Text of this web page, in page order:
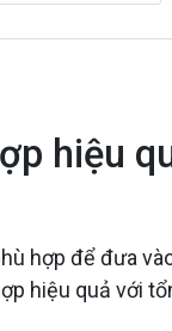
hiệu
hợp để đưa
hiệu quả với